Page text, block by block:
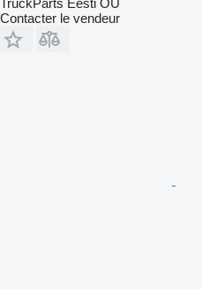
Contacter le vendeur